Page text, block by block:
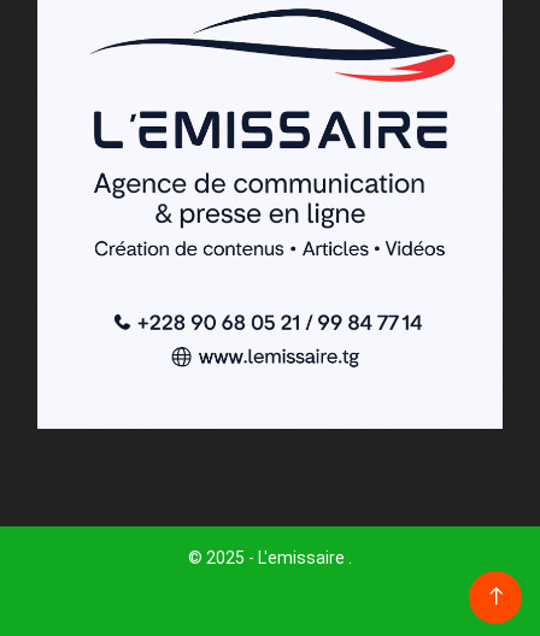
© 2025 - L'emissaire .